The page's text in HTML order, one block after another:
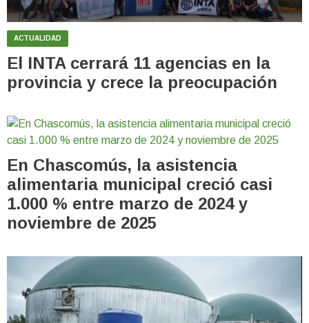
ACTUALIDAD
El INTA cerrará 11 agencias en la
provincia y crece la preocupación
En Chascomús, la asistencia
alimentaria municipal creció casi
1.000 % entre marzo de 2024 y
noviembre de 2025